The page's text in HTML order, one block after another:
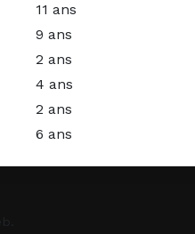
11 ans
9 ans
2 ans
4 ans
2 ans
6 ans